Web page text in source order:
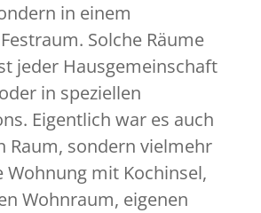
in einem
Solche Räume
jeder Hausgemeinschaft
in speziellen
Eigentlich war es auch
Raum, sondern vielmehr
Wohnung mit Kochinsel,
Wohnraum, eigenen